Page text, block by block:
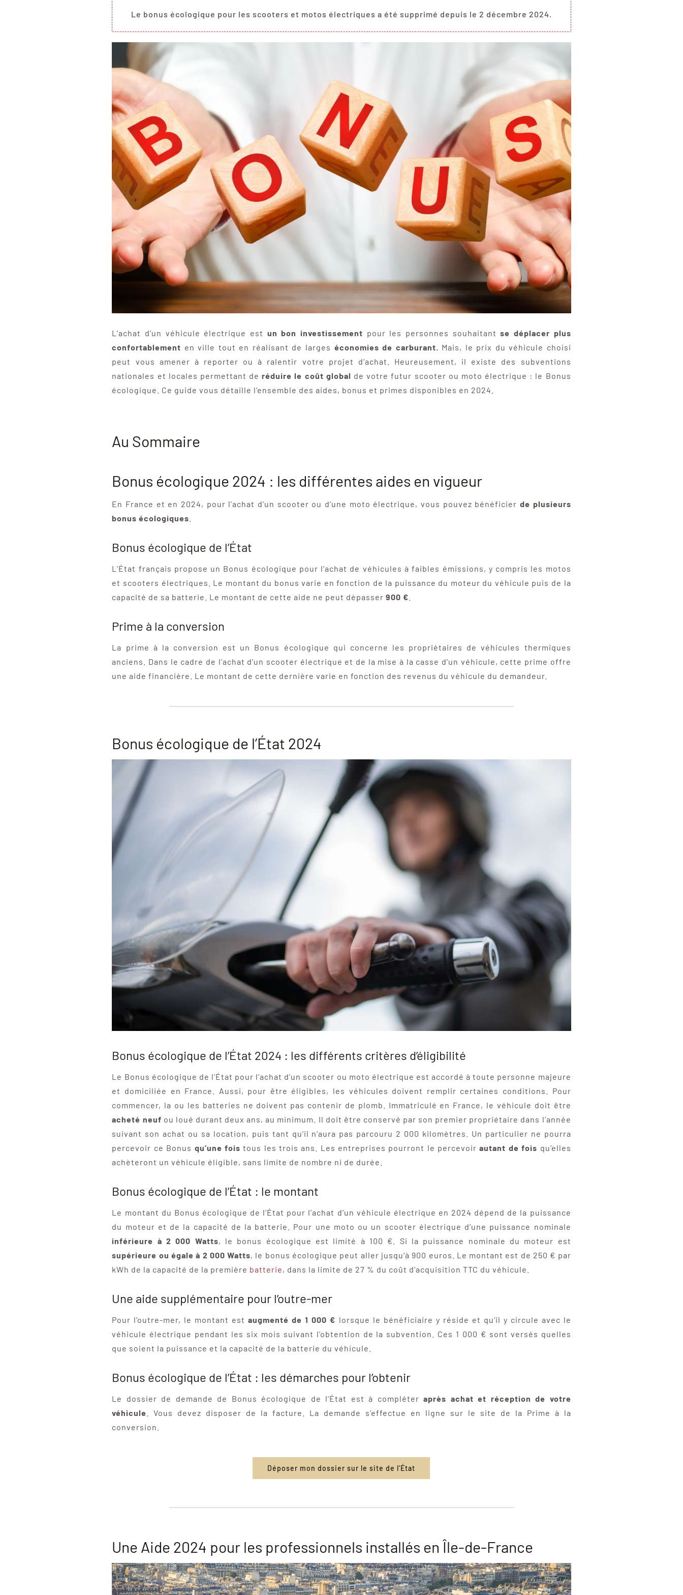
Scooter de livraison
Scooter petit prix
Le bonus écologique pour les scooters et motos électriques a été supprimé depuis le 2 décembre 2024.
L’achat d’un véhicule électrique est un bon investissement pour les personnes souhaitantse déplacer plus
confortablement en ville tout en réalisant de larges économies de carburant. Mais, le prix du véhicule choisi
peut vous amener à reporter ou à ralentir votre projet d’achat. Heureusement, il existe des subventions
nationales et locales permettant deréduire le coût global de votre futur scooter ou moto électrique : le Bonus
écologique. Ce guide vous détaille l’ensemble des aides, bonus et primes disponibles en 2024.
Au Sommaire
Bonus écologique 2024 : les différentes aides en vigueur
En France et en 2024, pour l’achat d’un scooter ou d’une moto électrique, vous pouvez bénéficier de plusieurs
bonus écologiques
Bonus écologique de l’État
L’État français propose un Bonus écologique pour l’achat de véhicules à faibles émissions, y compris les motos
et scooters électriques. Le montant du bonus varie en fonction de la puissance du moteur du véhicule puis de la
capacité de sa batterie. Le montant de cette aide ne peut dépasser900 €
Prime à la conversion
La prime à la conversion est un Bonus écologique qui concerne les propriétaires de véhicules thermiques
anciens. Dans le cadre de l’achat d’un scooter électrique et de la mise à la casse d’un véhicule, cette prime offre
une aide financière. Le montant de cette dernière varie en fonction des revenus du véhicule du demandeur.
Bonus écologique de l’État 2024
Bonus écologique de l’État 2024 : les différents critères d’éligibilité
Le Bonus écologique de l’État pour l’achat d’un scooter ou moto électrique est accordé à toute personne majeure
et domiciliée en France. Aussi, pour être éligibles, les véhicules doivent remplir certaines conditions. Pour
commencer, la ou les batteries ne doivent pas contenir de plomb. Immatriculé en France, le véhicule doit être
acheté neuf ou loué durant deux ans, au minimum. Il doit être conservé par son premier propriétaire dans l’année
suivant son achat ou sa location, puis tant qu’il n’aura pas parcouru 2 000 kilomètres. Un particulier ne pourra
percevoir ce Bonus qu’une fois tous les trois ans. Les entreprises pourront le percevoir autant de fois qu’elles
achèteront un véhicule éligible, sans limite de nombre ni de durée.
Bonus écologique de l’État : le montant
Le montant du Bonus écologique de l’État pour l’achat d’un véhicule électrique en 2024 dépend de la puissance
du moteur et de la capacité de la batterie. Pour une moto ou un scooter électrique d’une puissance nominale
inférieure à 2 000 Watts, le bonus écologique est limité à 100 €. Si la puissance nominale du moteur est
supérieure ou égale à 2 000 Watts, le bonus écologique peut aller jusqu’à 900 euros. Le montant est de 250 € par
kWh de la capacité de la première batterie, dans la limite de 27 % du coût d’acquisition TTC du véhicule.
Une aide supplémentaire pour l’outre-mer
Pour l’outre-mer, le montant estaugmenté de 1 000 € lorsque le bénéficiaire y réside et qu’il y circule avec le
véhicule électrique pendant les six mois suivant l’obtention de la subvention. Ces 1 000 € sont versés quelles
que soient la puissance et la capacité de la batterie du véhicule.
Bonus écologique de l’État : les démarches pour l’obtenir
Le dossier de demande de Bonus écologique de l’État est à compléteraprès achat et réception de votre
véhicule
. Vous devez disposer de la facture. La demande s’effectue en ligne sur le site de la Prime à la
conversion.
Déposer mon dossier sur le site de l’État
Une Aide 2024 pour les professionnels installés en Île-de-France